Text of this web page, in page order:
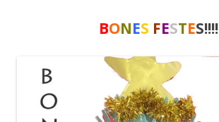
BONES FESTES!!!!